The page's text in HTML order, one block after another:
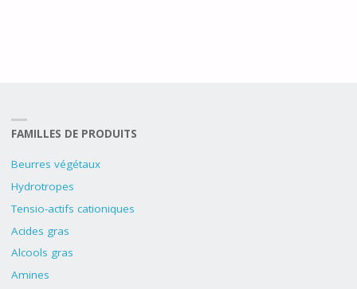
FAMILLES DE PRODUITS
Beurres végétaux
Hydrotropes
Tensio-actifs cationiques
Acides gras
Alcools gras
Amines